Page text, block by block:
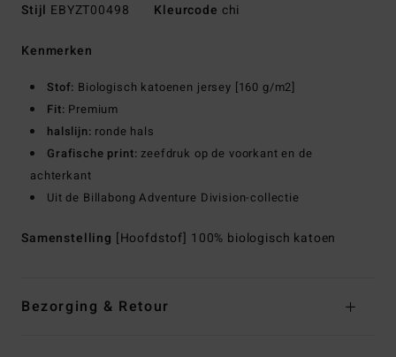
Stijl EBYZT00498 Kleurcode chi
Kenmerken
Stof: Biologisch katoenen jersey [160 g/m2]
Fit: Premium
halslijn: ronde hals
Grafische print:zeefdruk op de voorkant en de
achterkant
Uit de Billabong Adventure Division-collectie
Samenstelling [Hoofdstof] 100% biologisch katoen
Bezorging & Retour